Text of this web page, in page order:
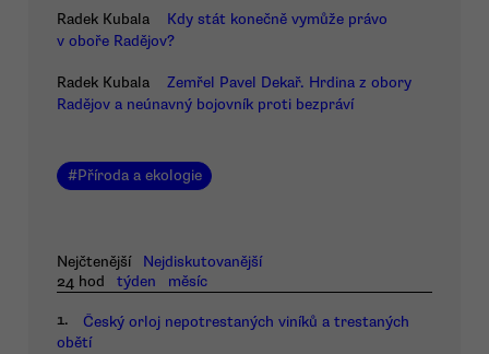
Radek Kubala
Kdy stát konečně vymůže právo
v oboře Radějov?
Radek Kubala
Zemřel Pavel Dekař. Hrdina z obory
Radějov a neúnavný bojovník proti bezpráví
#Příroda a ekologie
Nejčtenější
Nejdiskutovanější
24 hod
týden měsíc
1.
Český orloj nepotrestaných viníků a trestaných
obětí